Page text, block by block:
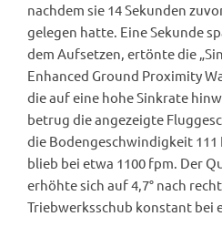
nachdem sie 14 Sekunden
gelegen hatte. Eine Sekunde
dem Aufsetzen, ertönte die
Enhanced Ground Proximity
die auf eine hohe Sinkrate
betrug die angezeigte
die Bodengeschwindigkeit
blieb bei etwa 1100 fpm. Der
erhöhte sich auf 4,7° nach
Triebwerksschub konstant bei